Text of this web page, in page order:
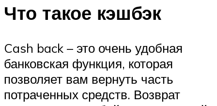
Что такое кэшбэк
Cash back – это очень удобная
банковская функция, которая
позволяет вам вернуть часть
потраченных средств. Возврат